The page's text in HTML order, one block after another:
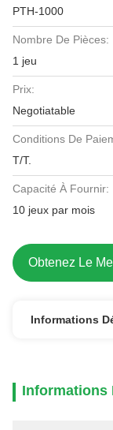
PTH-1000
Nombre De Pièces:
1 jeu
Prix:
Negotiatable
Conditions De
T/T.
Capacité À Fournir:
10 jeux par mois
Obtenez Le
Informations
Informations